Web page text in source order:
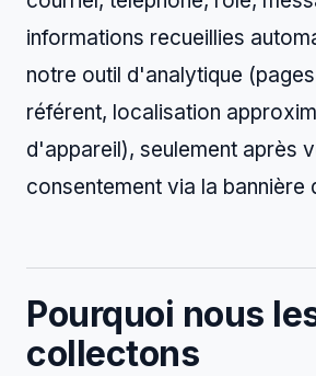
informations recueillies
notre outil d'analytique
référent, localisation
d'appareil), seulement après
consentement via la bannière
Pourquoi nous
collectons